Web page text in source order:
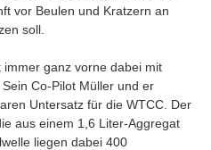
vor Beulen und Kratzern an
soll.
ganz vorne dabei mit
Co-Pilot Müller und er
Untersatz für die WTCC. Der
aus einem 1,6 Liter-Aggregat
liegen dabei 400